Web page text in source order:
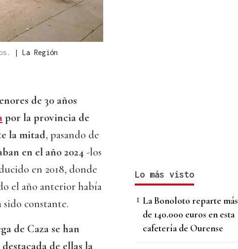
| La Región
de 30 años
por la provincia de
la mitad, pasando de
en el año 2024 -los
en 2018, donde
el año anterior había
sido constante.
de Caza se han
de ellas la
Lo más visto
La Bonoloto reparte más
de 140.000 euros en esta
cafetería de Ourense